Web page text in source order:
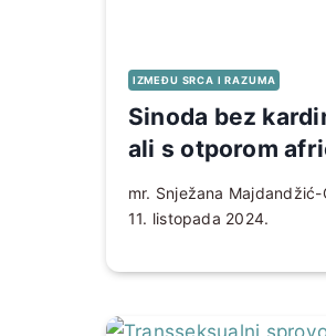
IZMEĐU SRCA I RAZUMA
Sinoda bez
ali s otporom
mr. Snježana Majdandžić-
11. listopada 2024.